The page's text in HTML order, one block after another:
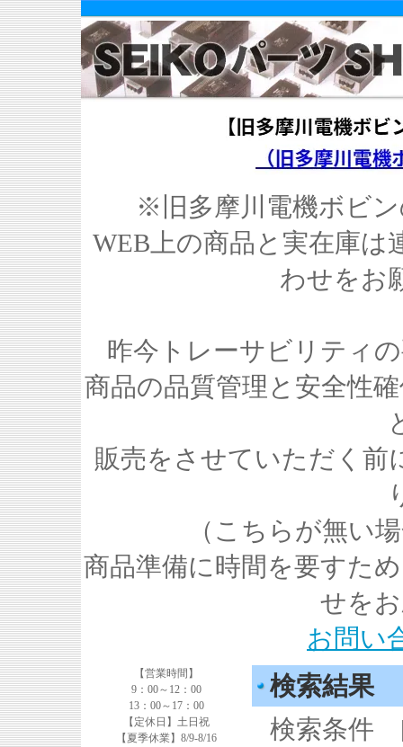
※旧多摩川電機ボビ
WEB上の商品と実在庫
わせをお
昨今トレーサビリティ
商品の品質管理と安全性
販売をさせていただく前
（こちらが無い
商品準備に時間を要すた
せを
お問い
【営業時間】
9：00～12：00
13：00～17：00
【定休日】土日祝
【夏季休業】8/9-8/16
検索結果
検索条件